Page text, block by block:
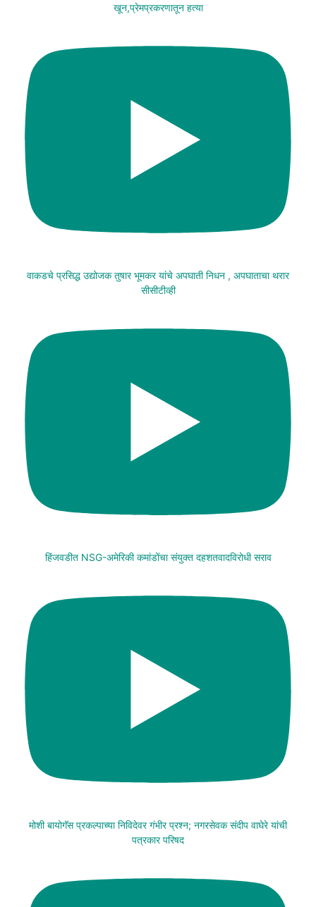
खून,प्रेमप्रकरणातून हत्या
वाकडचे प्रसिद्ध उद्योजक तुषार भूमकर यांचे अपघाती निधन , अपघाताचा थरार
सीसीटीव्ही
हिंजवडीत NSG-अमेरिकी कमांडोंचा संयुक्त दहशतवादविरोधी सराव
मोशी बायोगॅस प्रकल्पाच्या निविदेवर गंभीर प्रश्न; नगरसेवक संदीप वाघेरे यांची
पत्रकार परिषद